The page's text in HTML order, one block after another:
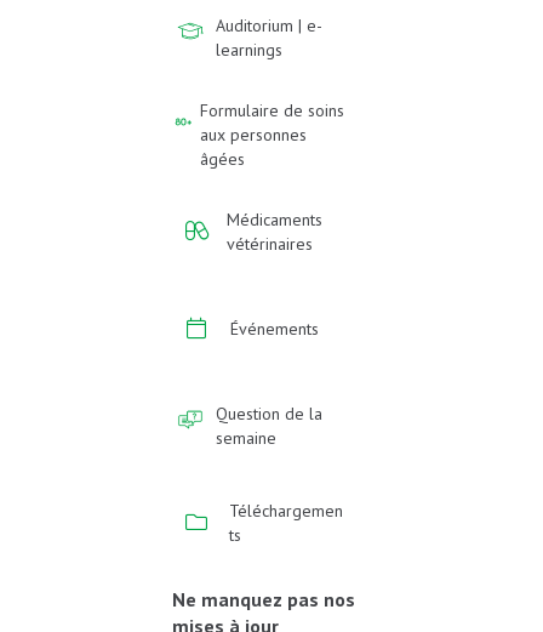
Auditorium | e-
learnings
Formulaire de soins
aux personnes
âgées
Médicaments
vétérinaires
Événements
Question de la
semaine
Téléchargemen
ts
Ne manquez pas nos
mises à jour